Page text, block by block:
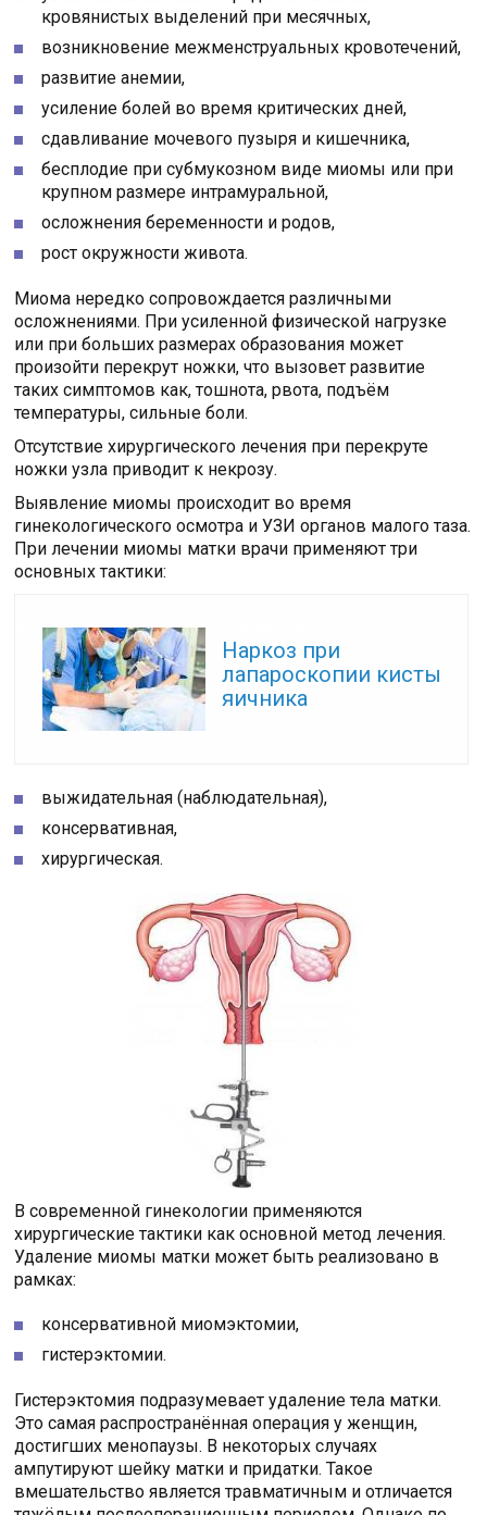
кровянистых выделений при месячных,
возникновение межменструальных кровотечений,
развитие анемии,
усиление болей во время критических дней,
сдавливание мочевого пузыря и кишечника,
бесплодие при субмукозном виде миомы или при
крупном размере интрамуральной,
осложнения беременности и родов,
рост окружности живота.
Миома нередко сопровождается различными
осложнениями. При усиленной физической нагрузке
или при больших размерах образования может
произойти перекрут ножки, что вызовет развитие
таких симптомов как, тошнота, рвота, подъём
температуры, сильные боли.
Отсутствие хирургического лечения при перекруте
ножки узла приводит к некрозу.
Выявление миомы происходит во время
гинекологического осмотра и УЗИ органов малого таза.
При лечении миомы матки врачи применяют три
основных тактики:
Наркоз при
лапароскопии кисты
яичника
выжидательная (наблюдательная),
консервативная,
хирургическая.
В современной гинекологии применяются
хирургические тактики как основной метод лечения.
Удаление миомы матки может быть реализовано в
рамках:
консервативной миомэктомии,
гистерэктомии.
Гистерэктомия подразумевает удаление тела матки.
Это самая распространённая операция у женщин,
достигших менопаузы. В некоторых случаях
ампутируют шейку матки и придатки. Такое
вмешательство является травматичным и отличается